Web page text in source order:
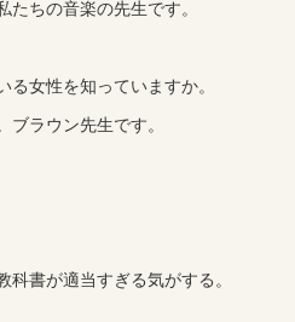
ちの音楽の先生です。
女性を知っていますか。
ラウン先生です。
書が適当すぎる気がする。